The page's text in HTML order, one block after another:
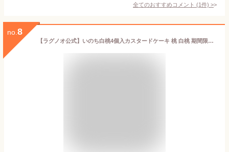
全てのおすすめコメント (1件) >
no. 8
【ラグノオ公式】いのち白桃4個入カスタードケーキ 桃 白桃 期間限定 青森 土産 お菓子 スイーツ デザート 焼菓子 洋菓子 ギフト プレゼント 贈答用 贈り物 個包装 お取り寄せ 御祝 内祝 御礼 御挨拶